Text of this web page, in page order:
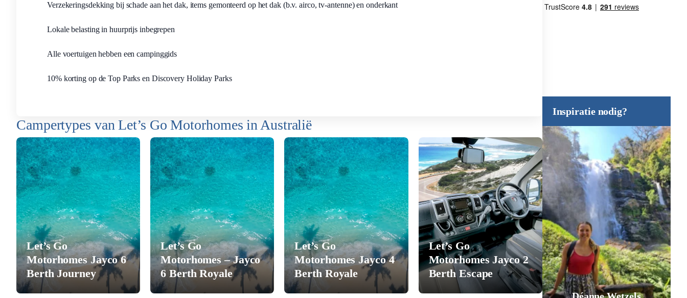
Inspiratie nodig?
Verzekeringsdekking bij schade aan het dak, items gemonteerd op het dak (b.v. airco, tv-antenne) en onderkant
Lokale belasting in huurprijs inbegrepen
Alle voertuigen hebben een campinggids
10% korting op de Top Parks en Discovery Holiday Parks
Campertypes van Let’s Go Motorhomes in Australië
Let’s Go
Motorhomes Jayco 6
Berth Journey
Let’s Go
Motorhomes – Jayco
6 Berth Royale
Let’s Go
Motorhomes Jayco 4
Berth Royale
Let’s Go
Motorhomes Jayco 2
Berth Escape